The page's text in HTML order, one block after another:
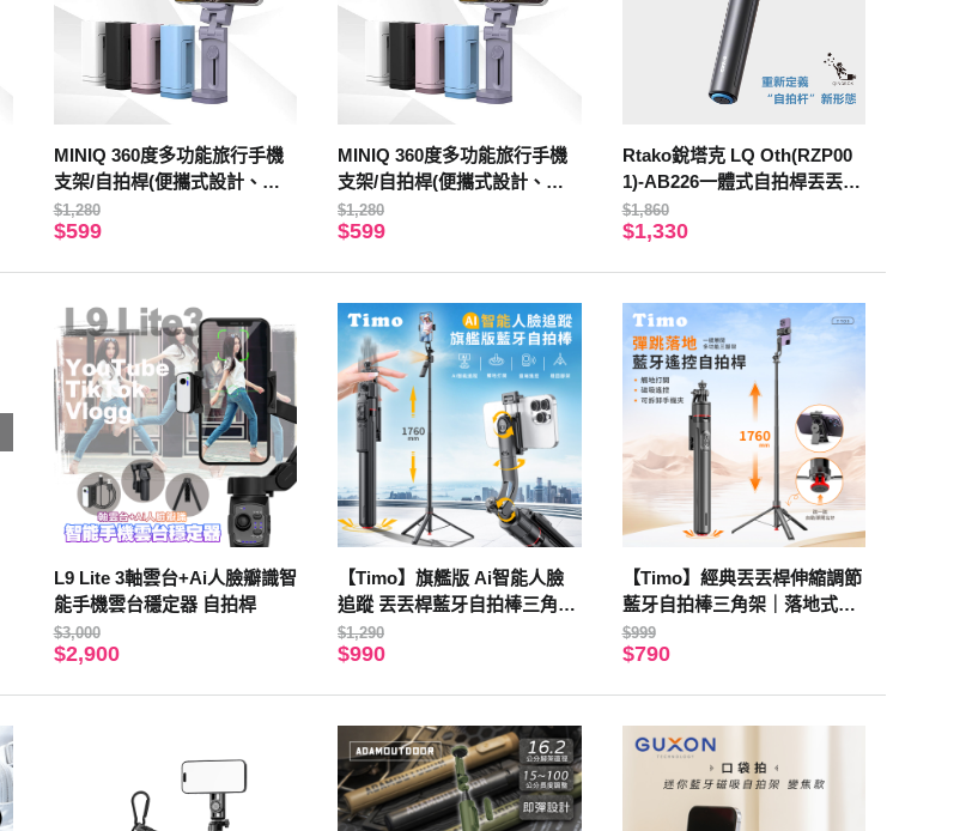
MINIQ 360度多功能旅行手機
支架/自拍桿(便攜式設計、易
於折疊) 粉色
$1,280
$599
MINIQ 360度多功能旅行手機
支架/自拍桿(便攜式設計、易
於折疊) 藍色
$1,280
$599
Rtako銳塔克 LQ Oth(RZP00
1)-AB226一體式自拍桿丟丟桿
展開高度約1.7米
$1,860
$1,330
L9 Lite 3軸雲台+Ai人臉瓣識智
能手機雲台穩定器 自拍桿
$3,000
$2,900
【Timo】旗艦版 Ai智能人臉
追蹤 丟丟桿藍牙自拍棒三角架
｜落地式直播支架
$1,290
$990
【Timo】經典丟丟桿伸縮調節
藍牙自拍棒三角架｜落地式直
播支架-黑
$999
$790